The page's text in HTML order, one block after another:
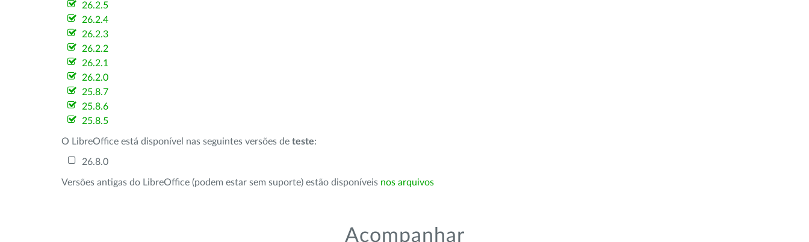
26.2.5
26.2.4
26.2.3
26.2.2
26.2.1
26.2.0
25.8.7
25.8.6
25.8.5
O LibreOffice está disponível nas seguintes versões de teste:
26.8.0
Versões antigas do LibreOffice (podem estar sem suporte) estão disponíveis nos arquivos
Acompanhar